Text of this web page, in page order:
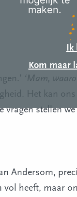
‘Mam,
Het kan
vragen stellen
Andersom,
vol heeft, maar
maken.
Ik
Kom maar